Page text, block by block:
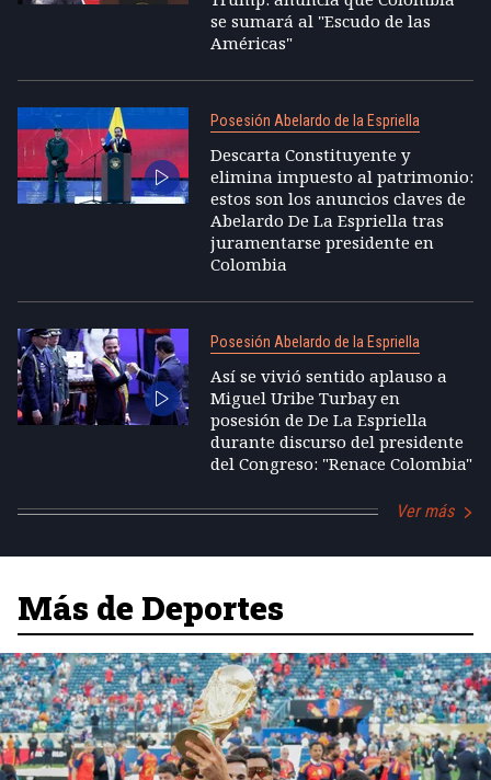
se sumará al "Escudo de las
Américas"
Posesión Abelardo de la Espriella
Descarta Constituyente y
elimina impuesto al patrimonio:
estos son los anuncios claves de
Abelardo De La Espriella tras
juramentarse presidente en
Colombia
Posesión Abelardo de la Espriella
Así se vivió sentido aplauso a
Miguel Uribe Turbay en
posesión de De La Espriella
durante discurso del presidente
del Congreso: "Renace Colombia"
Ver más
Más de Deportes